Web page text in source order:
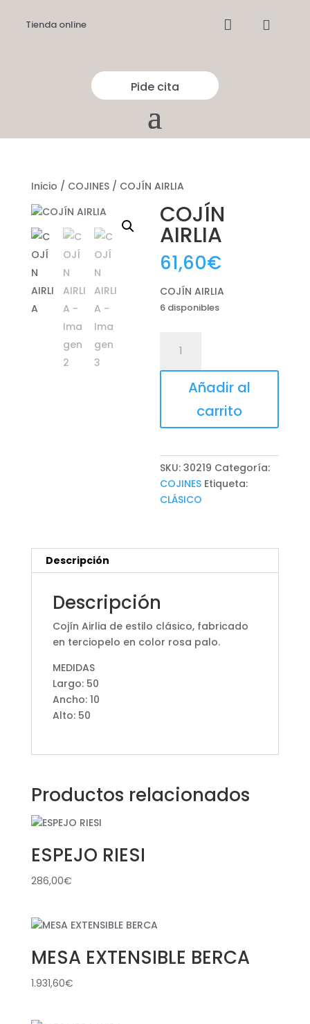
Tienda online  
Pide cita
Inicio / COJINES/ COJÍN AIRLIA
COJÍN
AIRLIA
61,60€
COJÍN AIRLIA
6 disponibles
AIRLIA
cantidad
Añadir al
carrito
SKU:30219 Categoría:
COJINES Etiqueta:
CLÁSICO
Descripción
Descripción
Cojín Airlia de estilo clásico, fabricado
en terciopelo en color rosa palo.
MEDIDAS
Largo: 50
Ancho: 10
Alto: 50
Productos relacionados
ESPEJO RIESI
286,00€
MESA EXTENSIBLE BERCA
1.931,60€